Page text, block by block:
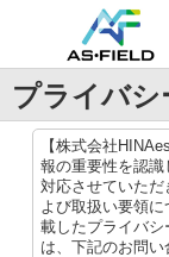
プライバシ
【株式会社
報の重要性を認識
対応させていた
よび取扱い要領
載したプライバ
は、下記のお問い